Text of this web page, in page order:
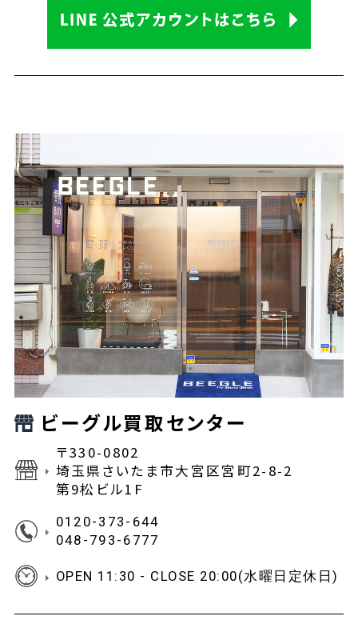
ビーグル買取センター
〒330-0802
埼玉県さいたま市大宮区宮町2-8-2
第9松ビル1F
0120-373-644
048-793-6777
OPEN 11:30 - CLOSE 20:00(水曜日定休日)